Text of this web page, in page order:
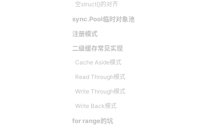
空struct{}的对齐
sync.Pool临时对象池
注册模式
二级缓存常见实现
Cache Aside模式
Read Through模式
Write Through模式
Write Back模式
for range的坑